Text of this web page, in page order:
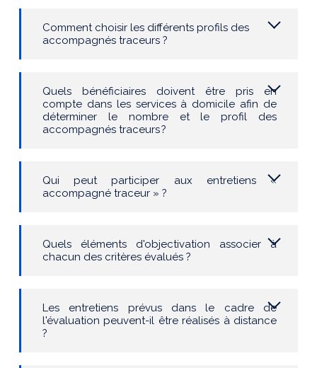
Comment choisir les différents profils des
accompagnés traceurs ?
Quels bénéficiaires doivent être pris en
compte dans les services à domicile afin de
déterminer le nombre et le profil des
accompagnés traceurs ?
Qui peut participer aux entretiens «
accompagné traceur » ?
Quels éléments d'objectivation associer à
chacun des critères évalués ?
Les entretiens prévus dans le cadre de
l'évaluation peuvent-il être réalisés à distance
?